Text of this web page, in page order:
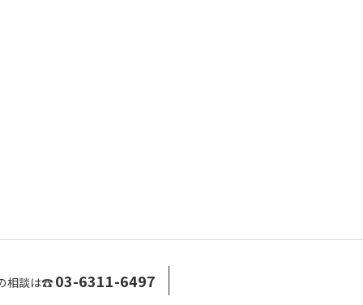
相談は☎ 03-6311-6497